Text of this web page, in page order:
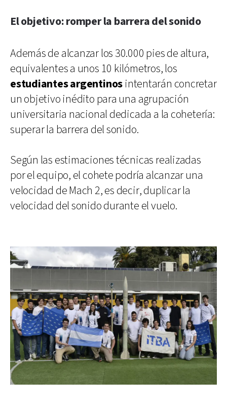
El objetivo: romper la barrera del sonido
Además de alcanzar los 30.000 pies de altura,
equivalentes a unos 10 kilómetros, los
estudiantes argentinos intentarán concretar
un objetivo inédito para una agrupación
universitaria nacional dedicada a la cohetería:
superar la barrera del sonido.
Según las estimaciones técnicas realizadas
por el equipo, el cohete podría alcanzar una
velocidad de Mach 2, es decir, duplicar la
velocidad del sonido durante el vuelo.